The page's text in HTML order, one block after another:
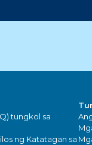
tungkol sa
ng Katatagan sa